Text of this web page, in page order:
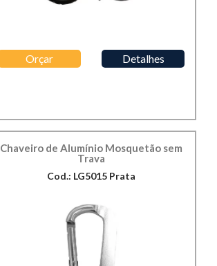
Orçar Detalhes
Chaveiro de Alumínio Mosquetão sem
Trava
Cod.: LG5015 Prata